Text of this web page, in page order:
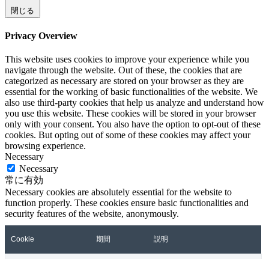
閉じる
Privacy Overview
This website uses cookies to improve your experience while you
navigate through the website. Out of these, the cookies that are
categorized as necessary are stored on your browser as they are
essential for the working of basic functionalities of the website. We
also use third-party cookies that help us analyze and understand how
you use this website. These cookies will be stored in your browser
only with your consent. You also have the option to opt-out of these
cookies. But opting out of some of these cookies may affect your
browsing experience.
Necessary
Necessary
常に有効
Necessary cookies are absolutely essential for the website to
function properly. These cookies ensure basic functionalities and
security features of the website, anonymously.
Cookie 期間 説明